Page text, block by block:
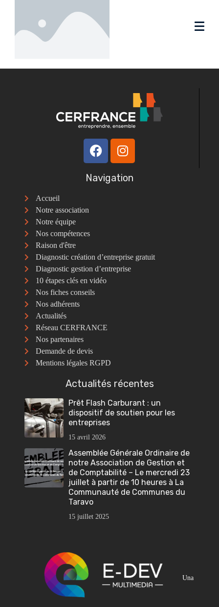
Navigation
Accueil
Notre association
Notre équipe
Nos compétences
Raison d'être
Diagnostic création d’entreprise gratuit
Diagnostic gestion d’entreprise
10 étapes clés en vidéo
Nos fiches conseils
Nos adhérents
Actualités
Réseau CERFRANCE
Nos partenaires
Demande de devis
Mentions légales RGPD
Actualités récentes
Prêt Flash Carburant : un
dispositif de soutien pour les
entreprises
15 avril 2026
Assemblée Générale Ordinaire de
notre Association de Gestion et
de Comptabilité – Le mercredi 23
juillet à partir de 10 heures à La
Communauté de Communes du
Taravo
15 juillet 2025
Una